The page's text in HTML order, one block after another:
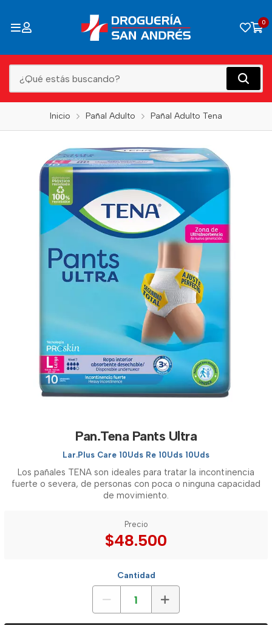
0
Inicio Pañal Adulto Pañal Adulto Tena
Pan.Tena Pants Ultra
Lar.Plus Care 10Uds Re 10Uds 10Uds
Los pañales TENA son ideales para tratar la incontinencia
fuerte o severa, de personas con poca o ninguna capacidad
de movimiento.
Precio
$48.500
Cantidad